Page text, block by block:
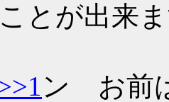
とが出来
ン お前